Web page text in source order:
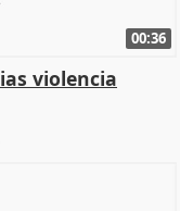
00:36
violencia